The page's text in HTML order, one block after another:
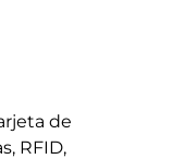
de
RFID,